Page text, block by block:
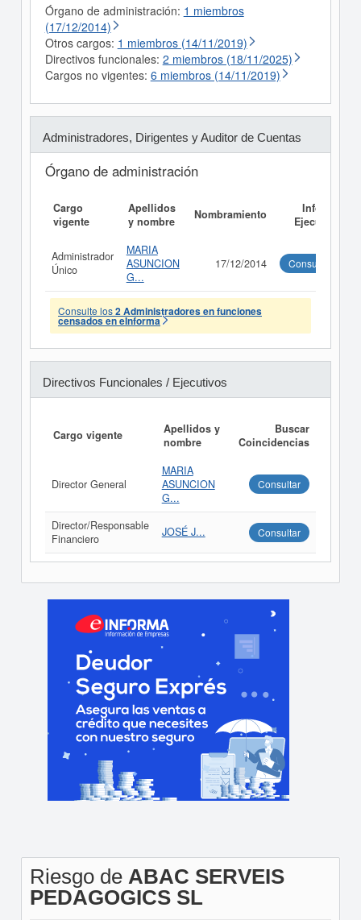
Órgano de administración: 1 miembros
(17/12/2014)
Otros cargos: 1 miembros (14/11/2019)
Directivos funcionales: 2 miembros (18/11/2025)
Cargos no vigentes: 6 miembros (14/11/2019)
Administradores, Dirigentes y Auditor de Cuentas
Órgano de administración
Cargo
vigente
Apellidos
y nombre
Nombramiento
Informe
Ejecutivo
Administrador
Único
MARIA
ASUNCION
G...
17/12/2014 Consultar
Consulte los2 Administradores en funciones
censados en eInforma
Directivos Funcionales / Ejecutivos
Cargo vigente
Apellidos y
nombre
Buscar
Coincidencias
Director General
MARIA
ASUNCION
G...
Consultar
Director/Responsable
Financiero
JOSÉ J... Consultar
Riesgo de ABAC SERVEIS
PEDAGOGICS SL